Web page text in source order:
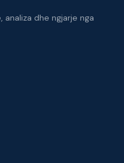
analiza dhe ngjarje nga